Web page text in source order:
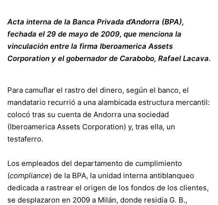
Acta interna de la Banca Privada d’Andorra (BPA),
fechada el 29 de mayo de 2009, que menciona la
vinculación entre la firma Iberoamerica Assets
Corporation y el gobernador de Carabobo, Rafael Lacava.
Para camuflar el rastro del dinero, según el banco, el
mandatario recurrió a una alambicada estructura mercantil:
colocó tras su cuenta de Andorra una sociedad
(Iberoamerica Assets Corporation) y, tras ella, un
testaferro.
Los empleados del departamento de cumplimiento
(compliance) de la BPA, la unidad interna antiblanqueo
dedicada a rastrear el origen de los fondos de los clientes,
se desplazaron en 2009 a Milán, donde residía G. B.,